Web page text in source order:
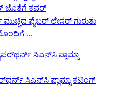
ಫೈಬರ್ ಲೇಸರ್ ಗುರುತು
...
ಸಿಎನ್‌ಸಿ ಪ್ಲಾಮ್ಸಾ ಕಟಿಂಗ್